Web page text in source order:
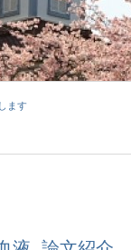
ます